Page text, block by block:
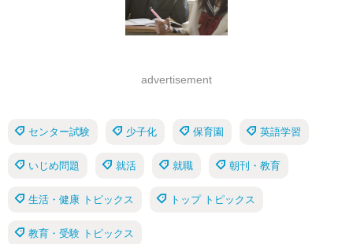
advertisement
センター試験 少子化 保育園 英語学習
いじめ問題 就活 就職 朝刊・教育
生活・健康 トピックス トップ トピックス
教育・受験 トピックス